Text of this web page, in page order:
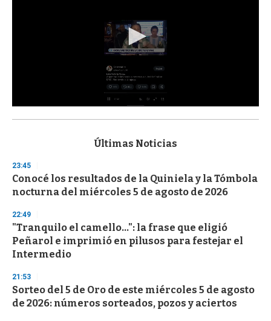
s
d
s
o
f
3
s
e
c
o
d
s
Últimas Noticias
23:45
Conocé los resultados de la Quiniela y la Tómbola
nocturna del miércoles 5 de agosto de 2026
22:49
"Tranquilo el camello...": la frase que eligió
Peñarol e imprimió en pilusos para festejar el
Intermedio
21:53
Sorteo del 5 de Oro de este miércoles 5 de agosto
de 2026: números sorteados, pozos y aciertos